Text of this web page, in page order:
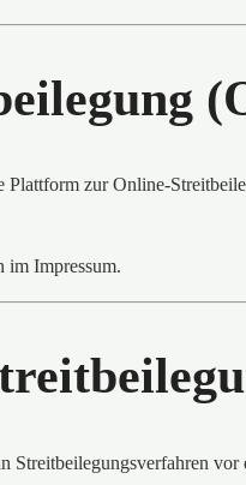
zur Online-
im Impressum.
Streitbeilegungsverfahren